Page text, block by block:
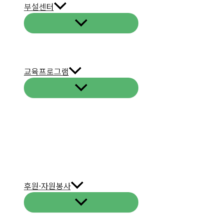
부설센터
교육프로그램
후원·자원봉사